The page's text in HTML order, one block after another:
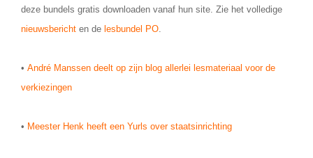
deze bundels gratis downloaden vanaf hun site. Zie het volledige
nieuwsbericht en de lesbundel PO.
• André Manssen deelt op zijn blog allerlei lesmateriaal voor de
verkiezingen
• Meester Henk heeft een Yurls over staatsinrichting